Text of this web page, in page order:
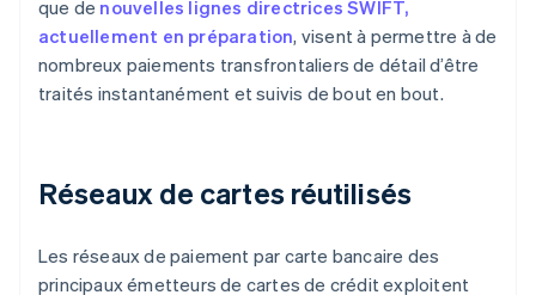
que de nouvelles lignes directrices SWIFT,
actuellement en préparation, visent à permettre à de
nombreux paiements transfrontaliers de détail d’être
traités instantanément et suivis de bout en bout.
Réseaux de cartes réutilisés
Les réseaux de paiement par carte bancaire des
principaux émetteurs de cartes de crédit exploitent